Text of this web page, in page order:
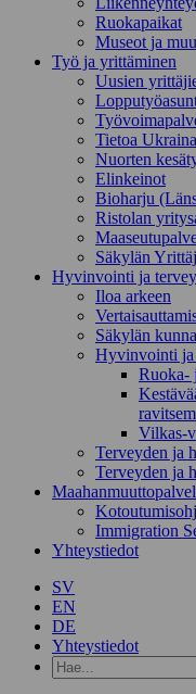
Ruokapaikat
Museot ja
Työ ja yrittä­minen
Uusien
Tietoa
Nuorten
Elinkeinot
Bioharju
Ristolan
Säkylän
Hyvinvointi ja
Iloa arkeen
Säkylän
Hyvinvointi ja
Ruoka-
Vilkas-
Terveyden ja
Terveyden ja
Immigration
Yhteystiedot
SV
EN
DE
Yhteystiedot
Hae
hakusanalla: